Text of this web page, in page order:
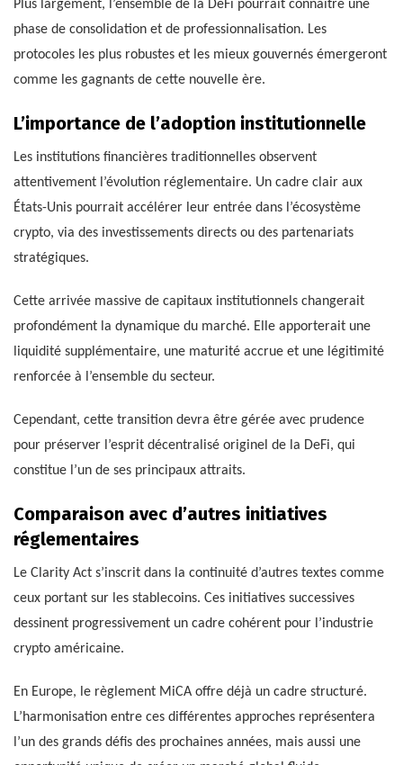
Plus largement, l’ensemble de la DeFi pourrait connaître une
phase de consolidation et de professionnalisation. Les
protocoles les plus robustes et les mieux gouvernés émergeront
comme les gagnants de cette nouvelle ère.
L’importance de l’adoption institutionnelle
Les institutions financières traditionnelles observent
attentivement l’évolution réglementaire. Un cadre clair aux
États-Unis pourrait accélérer leur entrée dans l’écosystème
crypto, via des investissements directs ou des partenariats
stratégiques.
Cette arrivée massive de capitaux institutionnels changerait
profondément la dynamique du marché. Elle apporterait une
liquidité supplémentaire, une maturité accrue et une légitimité
renforcée à l’ensemble du secteur.
Cependant, cette transition devra être gérée avec prudence
pour préserver l’esprit décentralisé originel de la DeFi, qui
constitue l’un de ses principaux attraits.
Comparaison avec d’autres initiatives
réglementaires
Le Clarity Act s’inscrit dans la continuité d’autres textes comme
ceux portant sur les stablecoins. Ces initiatives successives
dessinent progressivement un cadre cohérent pour l’industrie
crypto américaine.
En Europe, le règlement MiCA offre déjà un cadre structuré.
L’harmonisation entre ces différentes approches représentera
l’un des grands défis des prochaines années, mais aussi une